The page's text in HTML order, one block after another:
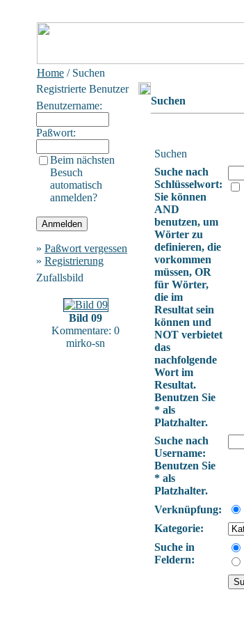
Home / Suchen
Registrierte Benutzer
Benutzername:
Paßwort:
Beim nächsten
Besuch
automatisch
anmelden?
» Paßwort vergessen
» Registrierung
Zufallsbild
Bild 09
Kommentare: 0
mirko-sn
Suchen
Suchen
Suche nach
Schlüsselwort:
Sie können
AND
benutzen, um
Wörter zu
definieren, die
vorkommen
müssen, OR
für Wörter,
die im
Resultat sein
können und
NOT verbietet
das
nachfolgende
Wort im
Resultat.
Benutzen Sie
* als
Platzhalter.
Suche nach
Username:
Benutzen Sie
* als
Platzhalter.
Verknüpfung:
Kategorie:
Suche in
Feldern: